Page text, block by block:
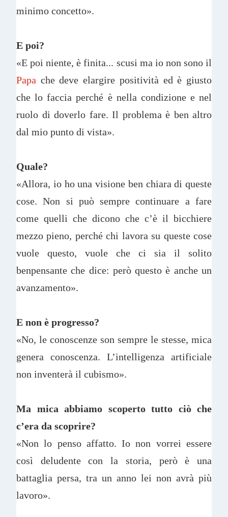
minimo concetto».
E poi?
«E poi niente, è finita... scusi ma io non sono il
Papa che deve elargire positività ed è giusto
che lo faccia perché è nella condizione e nel
ruolo di doverlo fare. Il problema è ben altro
dal mio punto di vista».
Quale?
«Allora, io ho una visione ben chiara di queste
cose. Non si può sempre continuare a fare
come quelli che dicono che c’è il bicchiere
mezzo pieno, perché chi lavora su queste cose
vuole questo, vuole che ci sia il solito
benpensante che dice: però questo è anche un
avanzamento».
E non è progresso?
«No, le conoscenze son sempre le stesse, mica
genera conoscenza. L’intelligenza artificiale
non inventerà il cubismo».
Ma mica abbiamo scoperto tutto ciò che
c’era da scoprire?
«Non lo penso affatto. Io non vorrei essere
così deludente con la storia, però è una
battaglia persa, tra un anno lei non avrà più
lavoro».